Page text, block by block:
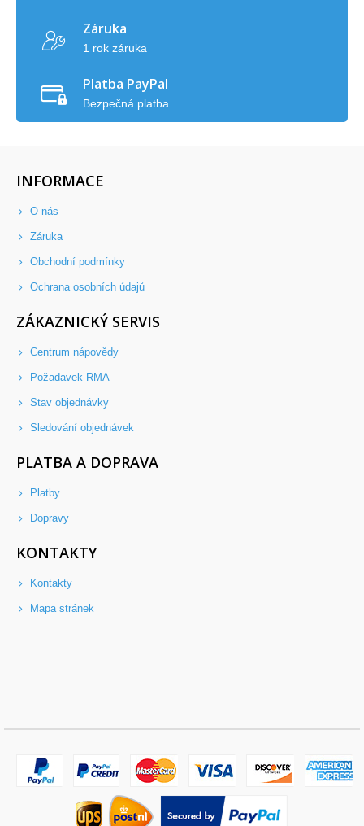
Záruka
1 rok záruka
Platba PayPal
Bezpečná platba
INFORMACE
O nás
Záruka
Obchodní podmínky
Ochrana osobních údajů
ZÁKAZNICKÝ SERVIS
Centrum nápovědy
Požadavek RMA
Stav objednávky
Sledování objednávek
PLATBA A DOPRAVA
Platby
Dopravy
KONTAKTY
Kontakty
Mapa stránek